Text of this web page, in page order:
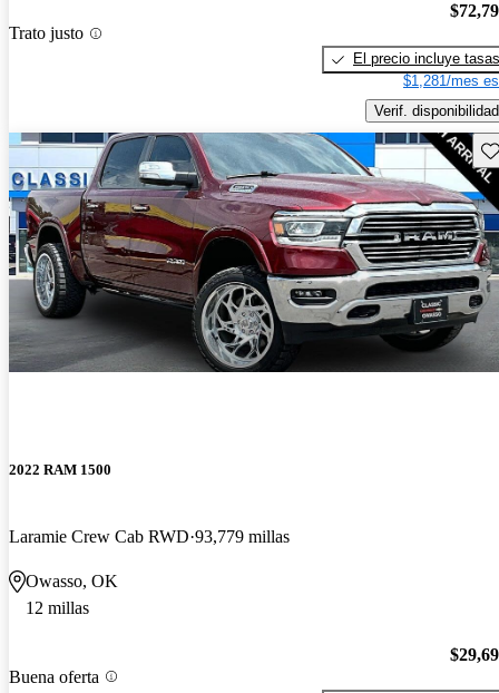
Trato justo
El precio incluye tasas
$1,281/mes
Verif. disponibilidad
2022 RAM 1500
Laramie Crew Cab RWD 93,779 millas
Owasso, OK
12 millas
Buena oferta